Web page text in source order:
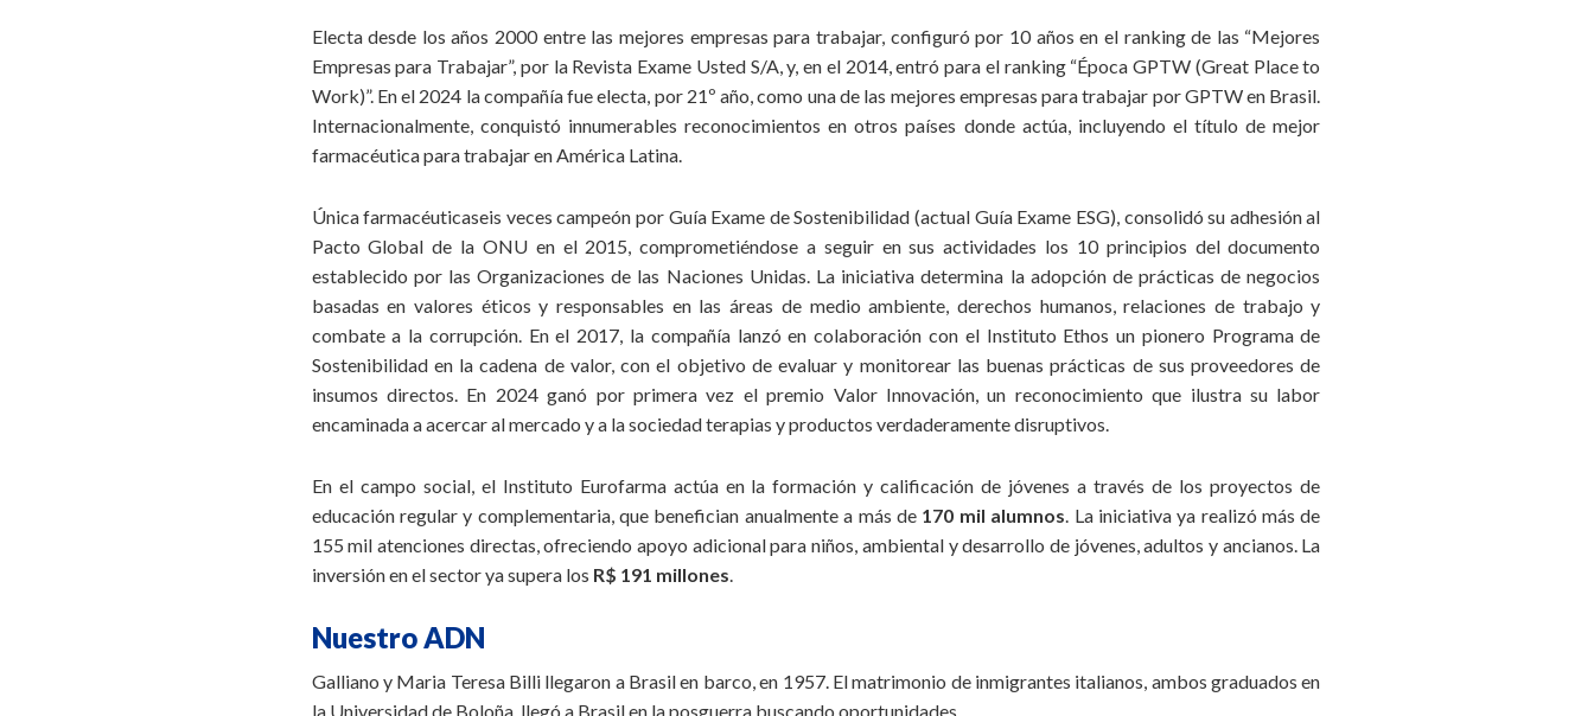
Electa desde los años 2000 entre las mejores empresas para trabajar, configuró por 10 años en el ranking de las “Mejores
Empresas para Trabajar”, por la Revista Exame Usted S/A, y, en el 2014, entró para el ranking “Época GPTW (Great Place to
Work)”. En el 2024 la compañía fue electa, por 21º año, como una de las mejores empresas para trabajar por GPTW en Brasil.
Internacionalmente, conquistó innumerables reconocimientos en otros países donde actúa, incluyendo el título de mejor
farmacéutica para trabajar en América Latina.
Única farmacéuticaseis veces campeón por Guía Exame de Sostenibilidad (actual Guía Exame ESG), consolidó su adhesión al
Pacto Global de la ONU en el 2015, comprometiéndose a seguir en sus actividades los 10 principios del documento
establecido por las Organizaciones de las Naciones Unidas. La iniciativa determina la adopción de prácticas de negocios
basadas en valores éticos y responsables en las áreas de medio ambiente, derechos humanos, relaciones de trabajo y
combate a la corrupción. En el 2017, la compañía lanzó en colaboración con el Instituto Ethos un pionero Programa de
Sostenibilidad en la cadena de valor, con el objetivo de evaluar y monitorear las buenas prácticas de sus proveedores de
insumos directos. En 2024 ganó por primera vez el premio Valor Innovación, un reconocimiento que ilustra su labor
encaminada a acercar al mercado y a la sociedad terapias y productos verdaderamente disruptivos.
En el campo social, el Instituto Eurofarma actúa en la formación y calificación de jóvenes a través de los proyectos de
educación regular y complementaria, que benefician anualmente a más de 170 mil alumnos . La iniciativa ya realizó más de
155 mil atenciones directas, ofreciendo apoyo adicional para niños, ambiental y desarrollo de jóvenes, adultos y ancianos. La
inversión en el sector ya supera los R$ 191 millones
Nuestro ADN
Galliano y Maria Teresa Billi llegaron a Brasil en barco, en 1957. El matrimonio de inmigrantes italianos, ambos graduados en
la Universidad de Boloña, llegó a Brasil en la posguerra buscando oportunidades.